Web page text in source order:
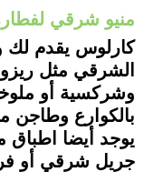
منيو شرقي
كارلوس يقدم لك
الشرقي مثل
وشركسية أو
بالكوارع وطاجن
يوجد أيضا
جريل شرقي أو